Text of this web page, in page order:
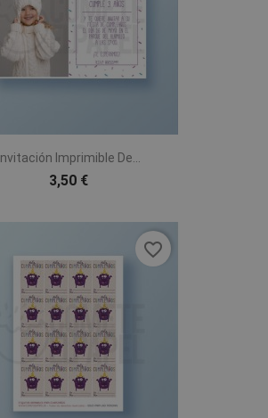
Invitación Imprimible De...
3,50 €
favorite_border